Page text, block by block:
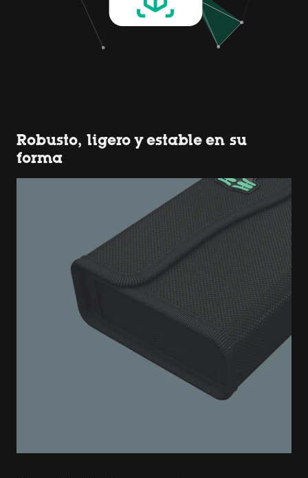
Robusto, ligero y estable en su
forma